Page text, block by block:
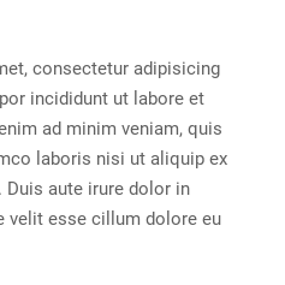
consectetur adipisicing
incididunt ut labore et
ad minim veniam, quis
laboris nisi ut aliquip ex
aute irure dolor in
velit esse cillum dolore eu